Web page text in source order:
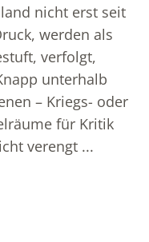
nicht erst seit
werden als
verfolgt,
unterhalb
– Kriegs- oder
für Kritik
verengt ...